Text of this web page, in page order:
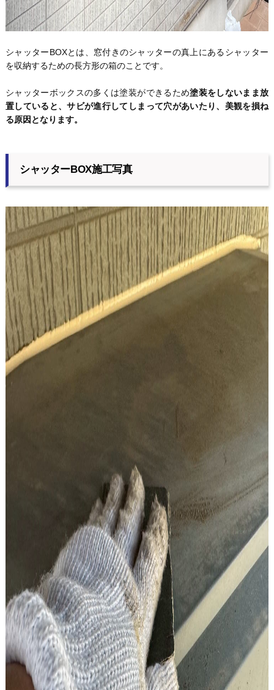
シャッターBOXとは、窓付きのシャッターの真上にあるシャッター
を収納するための長方形の箱のことです。
シャッターボックスの多くは塗装ができるため塗装をしないまま放
置していると、サビが進行してしまって穴があいたり、美観を損ね
る原因となります。
シャッターBOX施工写真